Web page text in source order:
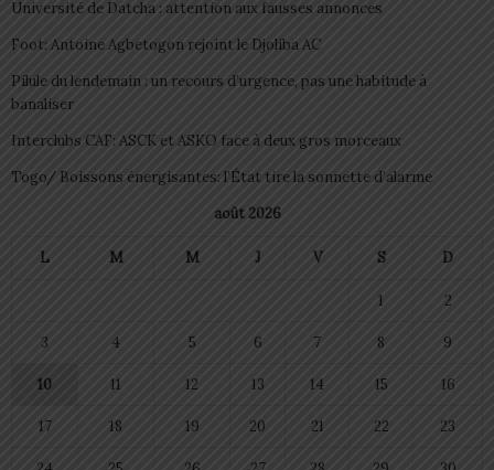
Université de Datcha : attention aux fausses annonces
Foot: Antoine Agbetogon rejoint le Djoliba AC
Pilule du lendemain : un recours d’urgence, pas une habitude à
banaliser
Interclubs CAF: ASCK et ASKO face à deux gros morceaux
Togo/ Boissons énergisantes: l’État tire la sonnette d’alarme
août 2026
L M M J V S D
1 2
3 4 5 6 7 8 9
10 11 12 13 14 15 16
17 18 19 20 21 22 23